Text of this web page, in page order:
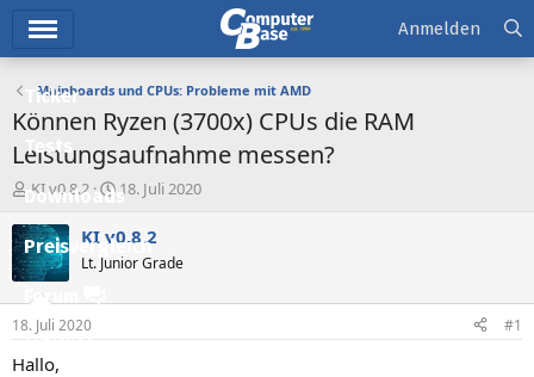
Ticker
Tests
Downloads
Preisvergleich
Forum
Aktuelles
Anmelden
Mainboards und CPUs: Probleme mit AMD
Können Ryzen (3700x) CPUs die RAM
Leistungsaufnahme messen?
E
r
s
t
e
e
r
KI v0.8.2
E
r
s
t
e
t
18. Juli 2020
KI v0.8.2
Lt. Junior Grade
18. Juli 2020 #1
Hallo,